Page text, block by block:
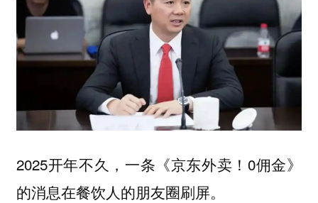
2025开年不久，一条《京东外卖！0佣金》
的消息在餐饮人的朋友圈刷屏。